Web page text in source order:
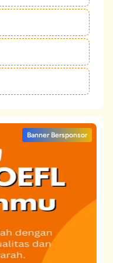
Banner Bersponsor